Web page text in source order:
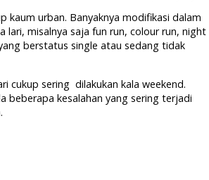
kaum urban. Banyaknya modifikasi dalam
lari, misalnya saja fun run, colour run, night
berstatus single atau sedang tidak
cukup sering dilakukan kala weekend.
beberapa kesalahan yang sering terjadi